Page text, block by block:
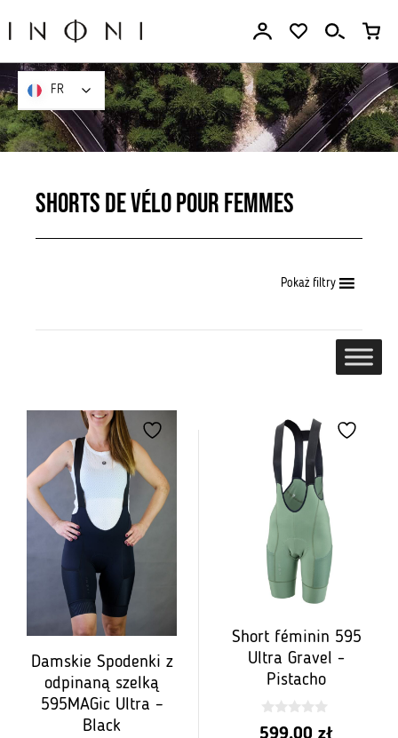
Shorts de vélo pour femmes
Pokaż filtry
Damskie Spodenki z
odpinaną szelką
595MAGic Ultra –
Black
Short féminin 595
Ultra Gravel -
Pistacho
0
FR
FR